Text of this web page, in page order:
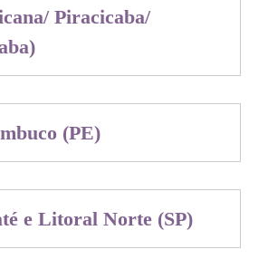
Piracicaba/
(PE)
e Litoral Norte (SP)